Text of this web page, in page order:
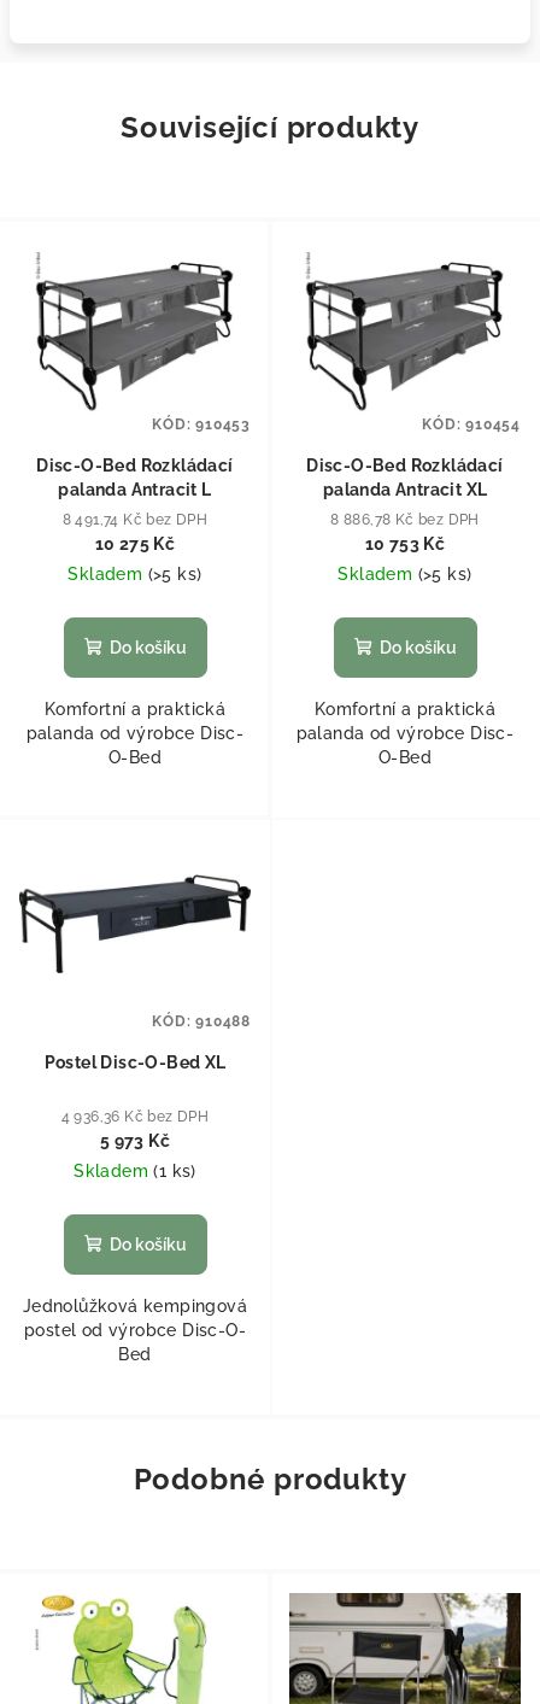
Související produkty
Disc-O-Bed Rozkládací
palanda Antracit L
8 491,74 Kč bez DPH
10 275 Kč
Skladem (>5 ks)
Do košíku
Komfortní a praktická
palanda od výrobce Disc-
O-Bed
KÓD:910453
Disc-O-Bed Rozkládací
palanda Antracit XL
8 886,78 Kč bez DPH
10 753 Kč
Skladem (>5 ks)
Do košíku
Komfortní a praktická
palanda od výrobce Disc-
O-Bed
KÓD:910454
Postel Disc-O-Bed XL
4 936,36 Kč bez DPH
5 973 Kč
Skladem(1 ks)
Do košíku
Jednolůžková kempingová
postel od výrobce Disc-O-
Bed
KÓD:910488
Podobné produkty